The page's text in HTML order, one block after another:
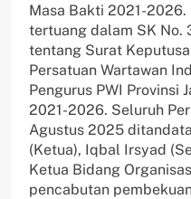
Masa Bakti 2021-
tertuang dalam SK No.
tentang Surat
Persatuan Wartawan
Pengurus PWI Provinsi
2021-2026. Seluruh
Agustus 2025
(Ketua), Iqbal Irsyad
Ketua Bidang
pencabutan